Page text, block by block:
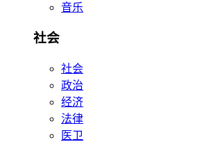
音乐
社会
社会
政治
经济
法律
医卫